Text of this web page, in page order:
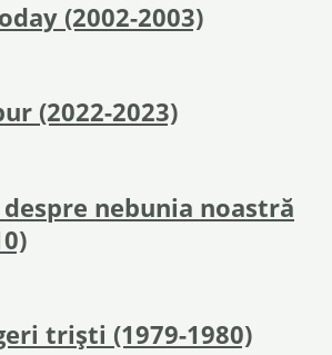
(2002-2003)
(2022-2023)
nebunia noastră
triști (1979-1980)